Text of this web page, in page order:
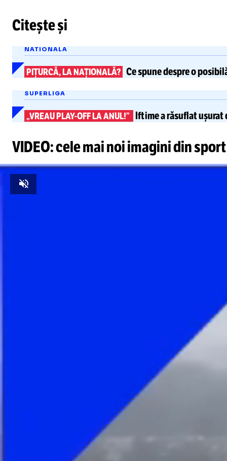
Citește și
NATIONALA
PIȚURCĂ, LA NAȚIONALĂ? Ce spune despre o
SUPERLIGA
„VREAUPLAY-OFFLA ANUL!” Iftimea răsuflat ușurat
VIDEO: cele mai noi imagini din sport
Unmute